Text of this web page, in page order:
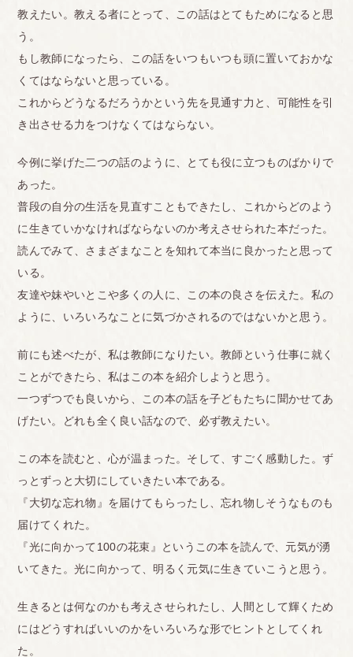
教えたい。教える者にとって、この話はとてもためになると思
う。
もし教師になったら、この話をいつもいつも頭に置いておかな
くてはならないと思っている。
これからどうなるだろうかという先を見通す力と、可能性を引
き出させる力をつけなくてはならない。
今例に挙げた二つの話のように、とても役に立つものばかりで
あった。
普段の自分の生活を見直すこともできたし、これからどのよう
に生きていかなければならないのか考えさせられた本だった。
読んでみて、さまざまなことを知れて本当に良かったと思って
いる。
友達や妹やいとこや多くの人に、この本の良さを伝えた。私の
ように、いろいろなことに気づかされるのではないかと思う。
前にも述べたが、私は教師になりたい。教師という仕事に就く
ことができたら、私はこの本を紹介しようと思う。
一つずつでも良いから、この本の話を子どもたちに聞かせてあ
げたい。どれも全く良い話なので、必ず教えたい。
この本を読むと、心が温まった。そして、すごく感動した。ず
っとずっと大切にしていきたい本である。
『大切な忘れ物』を届けてもらったし、忘れ物しそうなものも
届けてくれた。
『光に向かって100の花束』というこの本を読んで、元気が湧
いてきた。光に向かって、明るく元気に生きていこうと思う。
生きるとは何なのかも考えさせられたし、人間として輝くため
にはどうすればいいのかをいろいろな形でヒントとしてくれ
た。